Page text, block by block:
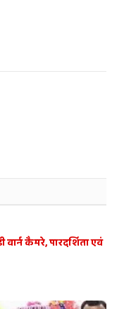
कैमरे, पारदर्शिता एवं